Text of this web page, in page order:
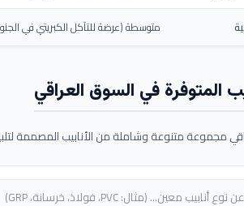
متوسطة (عرضة للتآكل الكبريتي في
المتوفرة في السوق العراقي
مجموعة متنوعة وشاملة من الأنابيب المصممة